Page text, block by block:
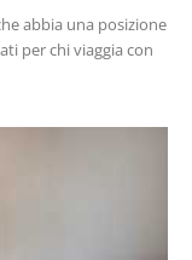
abbia una posizione
per chi viaggia con